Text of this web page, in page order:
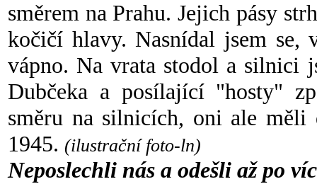
směrem na Prahu. Jejich pásy
kočičí hlavy. Nasnídal jsem se,
vápno. Na vrata stodol a silnici
Dubčeka a posílající "hosty"
směru na silnicích, oni ale
1945. (ilustrační foto-ln)
Neposlechli nás a odešli až po